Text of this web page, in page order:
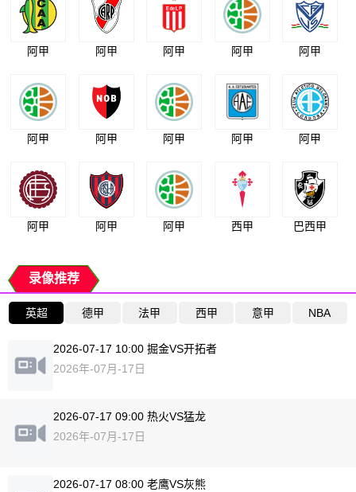
阿甲 阿甲 阿甲 阿甲 阿甲
阿甲 阿甲 阿甲 阿甲 阿甲
阿甲 阿甲 阿甲 西甲 巴西甲
录像推荐
英超 德甲 法甲 西甲 意甲 NBA
2026-07-17 10:00 掘金VS开拓者
2026年-07月-17日
2026-07-17 09:00 热火VS猛龙
2026年-07月-17日
2026-07-17 08:00 老鹰VS灰熊